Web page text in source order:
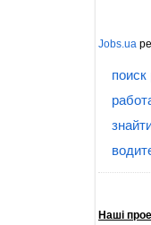
Jobs.ua
Наші